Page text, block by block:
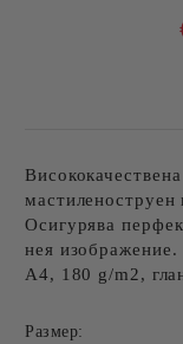
мастиленоструен
Осигурява
нея изображение.
A4, 180 g/m2,
Размер: